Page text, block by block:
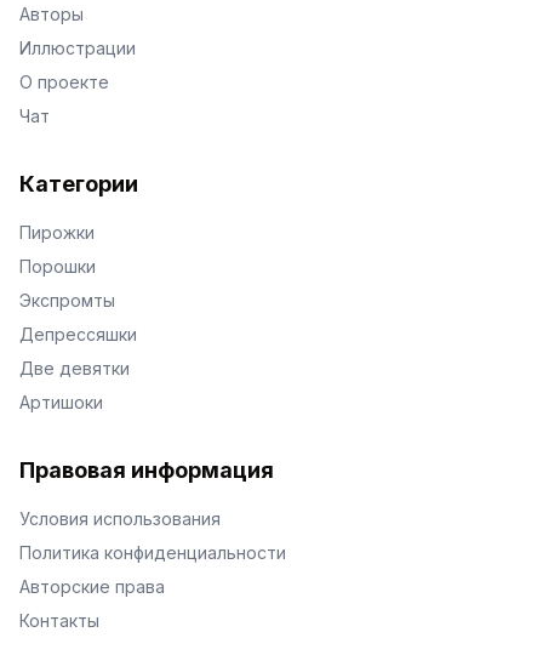
Авторы
Иллюстрации
О проекте
Чат
Категории
Пирожки
Порошки
Экспромты
Депрессяшки
Две девятки
Артишоки
Правовая информация
Условия использования
Политика конфиденциальности
Авторские права
Контакты